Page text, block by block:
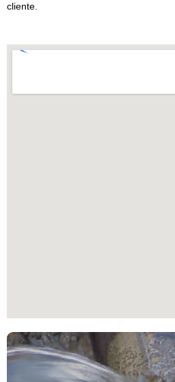
cliente.